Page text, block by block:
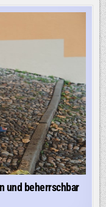
und beherrschbar